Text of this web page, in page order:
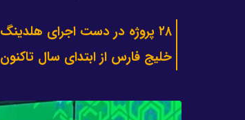
خلیج فارس از ابتدای سال تاکنون